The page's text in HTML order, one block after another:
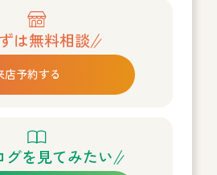
は無料相談
店予約する
グを見てみたい